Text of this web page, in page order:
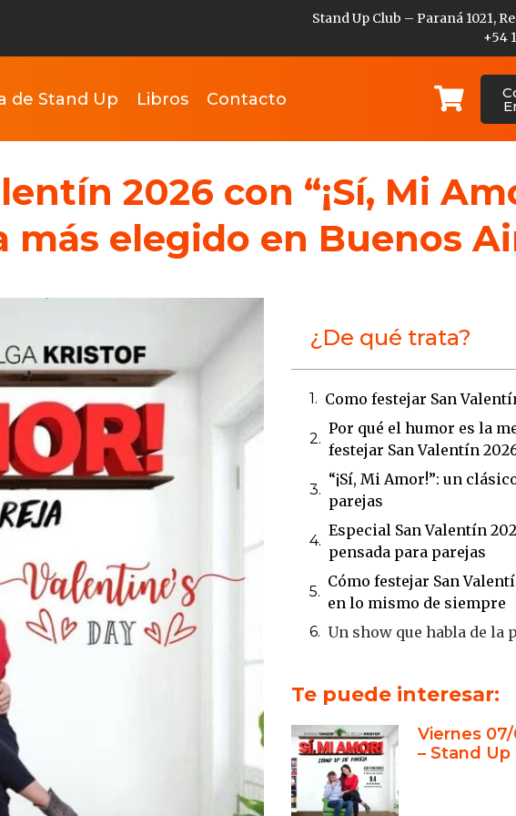
Stand Up Club – Paraná 1021,
+54
de Stand Up Libros Contacto
2026 con “¡Sí, Mi
más elegido en Buenos
¿De qué trata?
Como festejar San
Por qué el humor es la
festejar San Valentín
“¡Sí, Mi Amor!”: un
parejas
Especial San Valentín
pensada para parejas
Cómo festejar San
en lo mismo de siempre
Un show que habla de la
para San Valentín
Tanzer: experiencia y
Ideal para todo tipo de
Reírse juntos como acto
Te puede interesar:
Viernes
– Stand Up